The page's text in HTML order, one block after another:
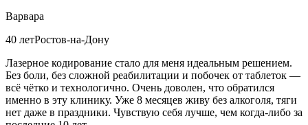
Варвара
40 летРостов-на-Дону
Лазерное кодирование стало для меня идеальным решением.
Без боли, без сложной реабилитации и побочек от таблеток —
всё чётко и технологично. Очень доволен, что обратился
именно в эту клинику. Уже 8 месяцев живу без алкоголя, тяги
нет даже в праздники. Чувствую себя лучше, чем когда-либо за